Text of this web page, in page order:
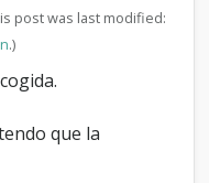
post was last modified:
.)
que la